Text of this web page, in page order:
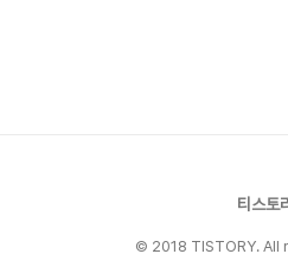
티스토
© 2018 TISTORY.